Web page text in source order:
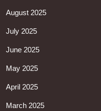
August 2025
July 2025
June 2025
May 2025
April 2025
March 2025